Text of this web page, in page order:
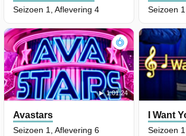
Seizoen 1, Aflevering 4 Seizoen
1:01:24
Avastars
Seizoen 1, Aflevering 6
I Want